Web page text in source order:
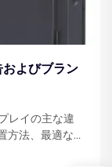
よびブラン
レイの主な違
方法、最適な使